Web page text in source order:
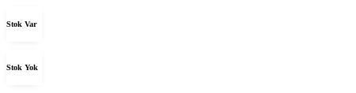
Stok Var
Stok Yok